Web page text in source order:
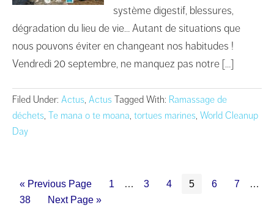
système digestif, blessures,
dégradation du lieu de vie… Autant de situations que
nous pouvons éviter en changeant nos habitudes !
Vendredi 20 septembre, ne manquez pas notre […]
Filed Under: Actus, Actus Tagged With: Ramassage de
déchets, Te mana o te moana, tortues marines, World Cleanup
Day
« Previous Page 1 … 3 4 5 6 7
…
38
Next Page »